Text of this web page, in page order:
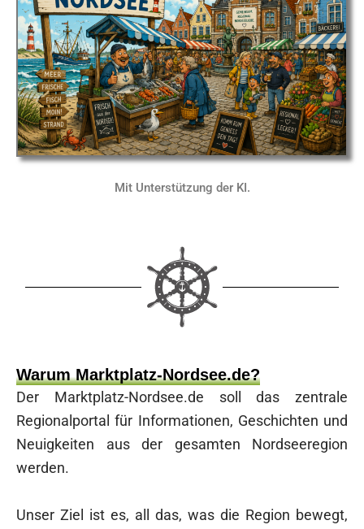
Mit Unterstützung der KI.
Warum Marktplatz-Nordsee.de?
Der Marktplatz-Nordsee.de soll das zentrale
Regionalportal für Informationen, Geschichten und
Neuigkeiten aus der gesamten Nordseeregion
werden.
Unser Ziel ist es, all das, was die Region bewegt,